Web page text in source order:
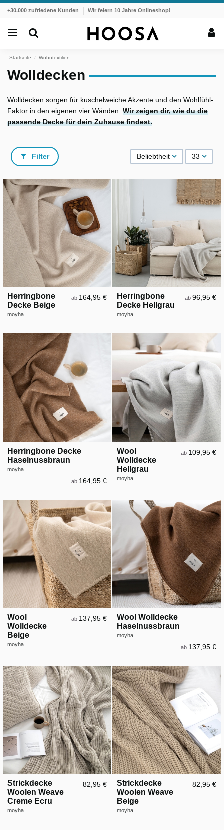
+30.000 zufriedene Kunden Wir feiern 10 Jahre Onlineshop!
Startseite Wohntextilien
Wolldecken
Wolldecken sorgen für kuschelweiche Akzente und den Wohlfühl-
Faktor in den eigenen vier Wänden. Wir zeigen dir, wie du die
passende Decke für dein Zuhause findest.
Filter Beliebtheit 33
Herringbone
Decke Beige
moyha
ab 164,95 €
Herringbone
Decke Hellgrau
moyha
ab 96,95 €
Herringbone Decke
Haselnussbraun
moyha
ab 164,95 €
Wool
Wolldecke
Hellgrau
moyha
ab 109,95 €
Wool
Wolldecke
Beige
moyha
ab 137,95 €
Wool Wolldecke
Haselnussbraun
moyha
ab 137,95 €
Strickdecke
Woolen Weave
Creme Ecru
moyha
82,95 €
Strickdecke
Woolen Weave
Beige
moyha
82,95 €